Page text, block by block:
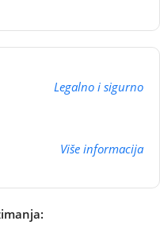
Legalno i sigurno
Više informacija